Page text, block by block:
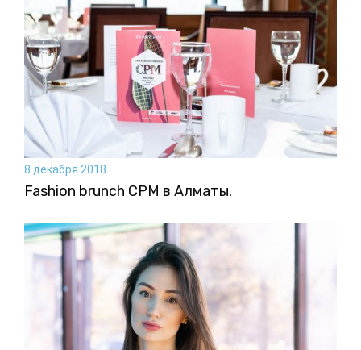
8 декабря 2018
Fashion brunch CPM в Алматы.